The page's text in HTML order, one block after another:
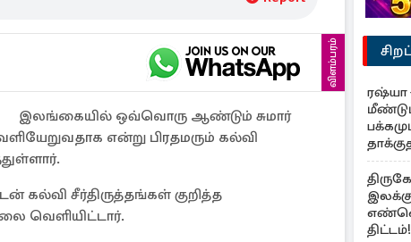
விளம்பரம்
இலங்கையில் ஒவ்வொரு ஆண்டும் சுமார்
என்று பிரதமரும் கல்வி
கல்வி சீர்திருத்தங்கள் குறித்த
வெளியிட்டார்.
ரஷ்யா
திட்டம்!